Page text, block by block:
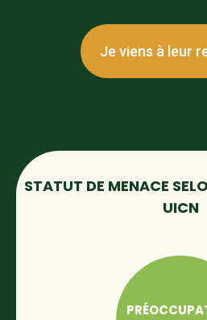
Je viens à leur
STATUT DE MENACE
UICN